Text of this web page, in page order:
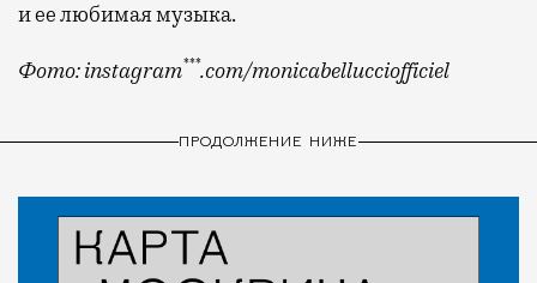
и ее любимая музыка.
Фото: instagram***.com/monicabellucciofficiel
ПРОДОЛЖЕНИЕ НИЖЕ